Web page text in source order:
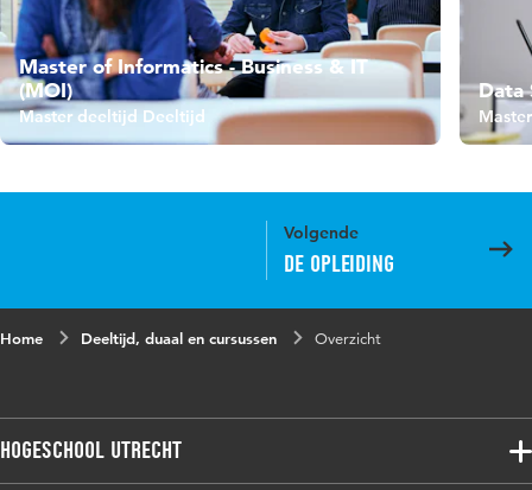
Master of Informatics - Business & IT
(MOI)
Master deeltijd Deeltijd
Data
Volgende
De opleiding
Home Deeltijd, duaal en cursussen Overzicht
Hogeschool Utrecht